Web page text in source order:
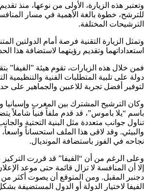
وتعتبر هذه الزيارة، الأولى من نوعها، منذ
للترشح، خطوة بالغة الأهمية في مسار
الترشيحات المختلفة.
وتمثل الزيارة التقنية فرصة أمام الدولتين
استعداداتهما وتقديم رؤيتهما لاستضافة هذا
فمن خلال هذه الزيارات، تقوم هيئة ”الفيفا”
دولة على تلبية المتطلبات الفنية والتنظيمية
لتوفير أفضل تجربة للاعبين والجماهير على
وكان الترشيح المشترك بين المغرب وإسبانيا
تناول جوانب متعددة مثل البنية التحتية
والبيئي. وقد لاقى هذا الملف استحساناً
نجاحه في الفوز باستضافة المونديال.
وعلى الرغم من أن “الفيفا” قد قررت التركيز
الفيفا لاختيار الدولة أو الدول المستضيفة